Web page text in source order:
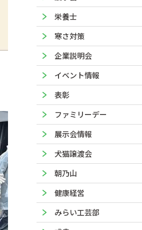
栄養士
寒さ対策
企業説明会
イベント情報
表彰
ファミリーデー
展示会情報
犬猫譲渡会
朝乃山
健康経営
みらい工芸部